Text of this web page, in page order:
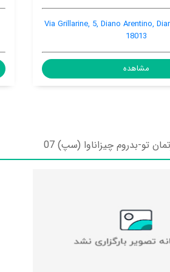
Via Principale 23, Diano Arentino, Diano
تو-بدروم چیزاناوا (سپ) 07